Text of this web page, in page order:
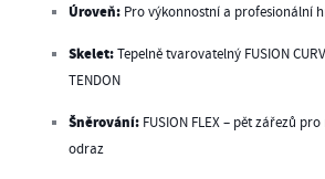
Úroveň: Pro výkonnostní a profesionální
Skelet:Tepelně tvarovatelný FUSION
TENDON
Šněrování: FUSION FLEX – pět zářezů
odraz